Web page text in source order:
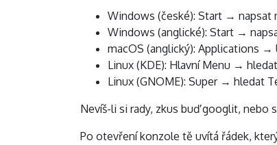
Windows (české): Start → napsat
Windows (anglické): Start →
macOS (anglický): Applications
Linux (KDE): Hlavní Menu →
Linux (GNOME): Super → hledat
Nevíš-li si rady, zkus buď googlit, nebo
Po otevření konzole tě uvítá řádek,